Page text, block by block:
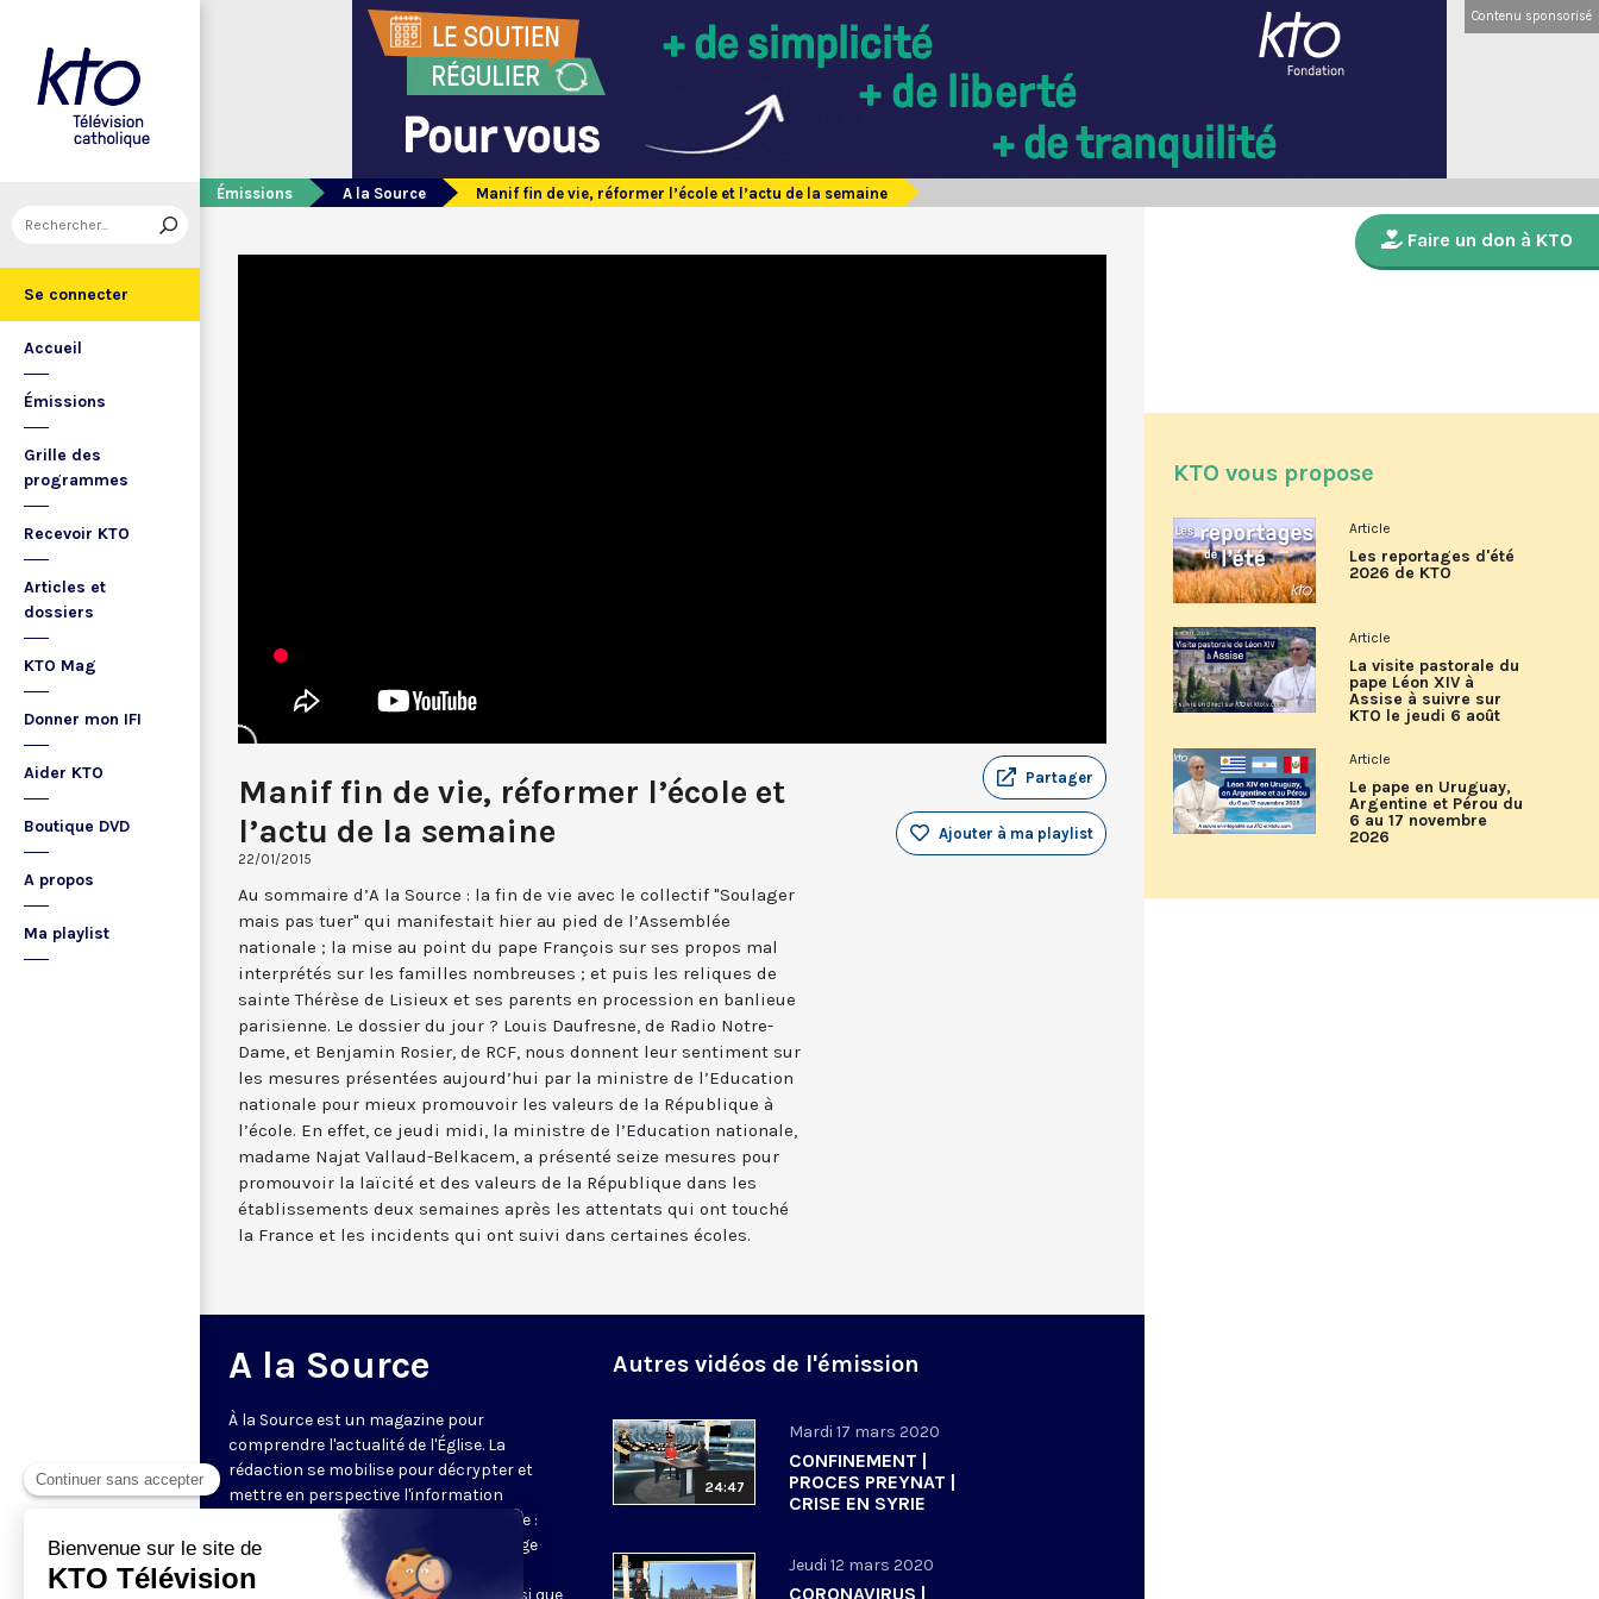
Se connecter
Accueil
Émissions
Grille des
programmes
Recevoir KTO
Articles et
dossiers
KTO Mag
Donner mon IFI
Aider KTO
Boutique DVD
A propos
Ma playlist
Contenu sponsorisé
Émissions A la Source Manif fin de vie, réformer l’école et l’actu de la semaine
Manif fin de vie, réformer l’école et
l’actu de la semaine
22/01/2015
Partager
Ajouter à ma playlist
Au sommaire d’A la Source : la fin de vie avec le collectif "Soulager
mais pas tuer" qui manifestait hier au pied de l’Assemblée
nationale ; la mise au point du pape François sur ses propos mal
interprétés sur les familles nombreuses ; et puis les reliques de
sainte Thérèse de Lisieux et ses parents en procession en banlieue
parisienne. Le dossier du jour ? Louis Daufresne, de Radio Notre-
Dame, et Benjamin Rosier, de RCF, nous donnent leur sentiment sur
les mesures présentées aujourd’hui par la ministre de l’Education
nationale pour mieux promouvoir les valeurs de la République à
l’école. En effet, ce jeudi midi, la ministre de l’Education nationale,
madame Najat Vallaud-Belkacem, a présenté seize mesures pour
promouvoir la laïcité et des valeurs de la République dans les
établissements deux semaines après les attentats qui ont touché
la France et les incidents qui ont suivi dans certaines écoles.
A la Source
À la Source est un magazine pour
comprendre l'actualité de l'Église. La
rédaction se mobilise pour décrypter et
mettre en perspective l'information
religieuse de la semaine. Au programme :
reportages, revue de presse, décryptage
d'experts, analyses des directeurs de
rédaction de la presse chrétienne, ainsi que
Autres vidéos de l'émission
24:47
Mardi 17 mars 2020
CONFINEMENT |
PROCES PREYNAT |
CRISE EN SYRIE
Jeudi 12 mars 2020
CORONAVIRUS |
Faire un don à KTO
KTO vous propose
Article
Les reportages d'été
2026 de KTO
Article
La visite pastorale du
pape Léon XIV à
Assise à suivre sur
KTO le jeudi 6 août
Article
Le pape en Uruguay,
Argentine et Pérou du
6 au 17 novembre
2026